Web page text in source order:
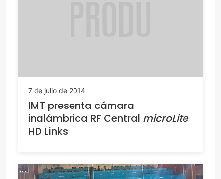
7 de julio de 2014
IMT presenta cámara
inalámbrica RF Central microLite
HD Links